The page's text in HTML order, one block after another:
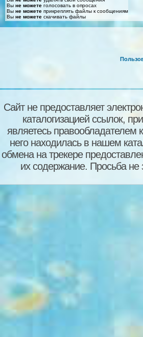
Вы не можете голосовать в опросах
Вы не можете прикреплять файлы к сообщениям
Вы не можете скачивать файлы
Сайт не предоставляет
каталогизацией ссылок,
являетесь правообладателем
него находилась в нашем
обмена на трекере
их содержание. Просьба